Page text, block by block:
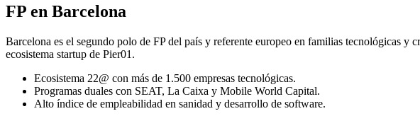
FP en Barcelona
Barcelona es el segundo polo de FP del país y referente europeo en familias tecnológicas
ecosistema startup de Pier01.
Ecosistema 22@ con más de 1.500 empresas tecnológicas.
Programas duales con SEAT, La Caixa y Mobile World Capital.
Alto índice de empleabilidad en sanidad y desarrollo de software.